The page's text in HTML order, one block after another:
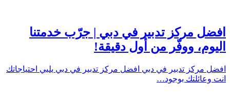
افضل مركز تدبير في دبي | جرّب خدمتنا
اليوم، ووفّر من أول دقيقة!
افضل مركز تدبير في دبي افضل مركز تدبير في دبي يلبي احتياجاتك
انت وعائلتك بوجود…